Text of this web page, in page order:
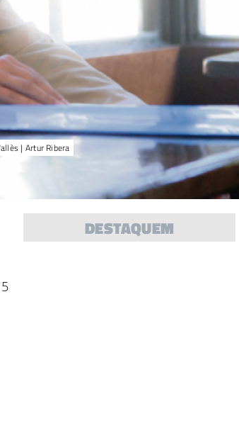
| Artur Ribera
DESTAQUEM